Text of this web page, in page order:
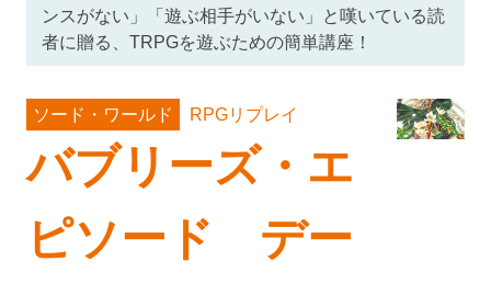
ンスがない」「遊ぶ相手がいない」と嘆いている読
者に贈る、TRPGを遊ぶための簡単講座！
ソード・ワールド RPGリプレイ
バブリーズ・エ
ピソード デー